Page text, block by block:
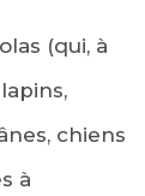
(qui, à
chiens
à